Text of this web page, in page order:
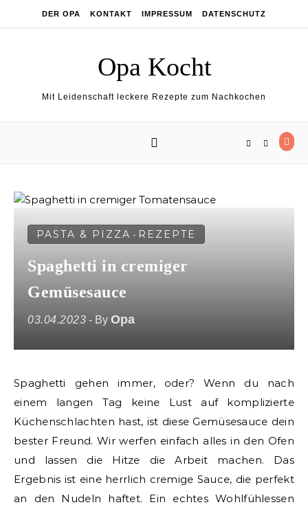
DER OPA KONTAKT IMPRESSUM DATENSCHUTZ
Opa Kocht
Mit Leidenschaft leckere Rezepte zum Nachkochen
PASTA & PIZZA - REZEPTE
Spaghetti in cremiger
Gemüsesauce
03.04.2023 - By Opa
Spaghetti gehen immer, oder? Wenn du nach
einem langen Tag keine Lust auf komplizierte
Küchenschlachten hast, ist diese Gemüsesauce dein
bester Freund. Wir werfen einfach alles in den Ofen
und lassen die Hitze die Arbeit machen. Das
Ergebnis ist eine herrlich cremige Sauce, die perfekt
an den Nudeln haftet. Ein echtes Wohlfühlessen